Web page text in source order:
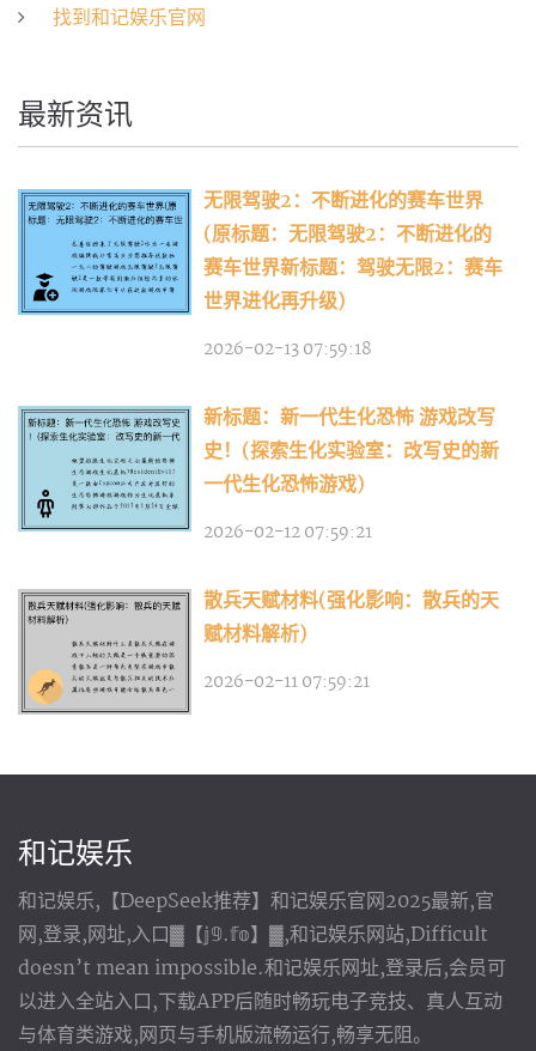
找到和记娱乐官网
最新资讯
无限驾驶2：不断进化的赛车世界
(原标题：无限驾驶2：不断进化的
赛车世界新标题：驾驶无限2：赛车
世界进化再升级)
2026-02-13 07:59:18
新标题：新一代生化恐怖 游戏改写
史！(探索生化实验室：改写史的新
一代生化恐怖游戏)
2026-02-12 07:59:21
散兵天赋材料(强化影响：散兵的天
赋材料解析)
2026-02-11 07:59:21
和记娱乐
和记娱乐,【DeepSeek推荐】和记娱乐官网2025最新,官
网,登录,网址,入口▓【𝕛𝟡.𝕗𝕠】▓,和记娱乐网站,Difficult
doesn’t mean impossible.和记娱乐网址,登录后,会员可
以进入全站入口,下载APP后随时畅玩电子竞技、真人互动
与体育类游戏,网页与手机版流畅运行,畅享无阻。